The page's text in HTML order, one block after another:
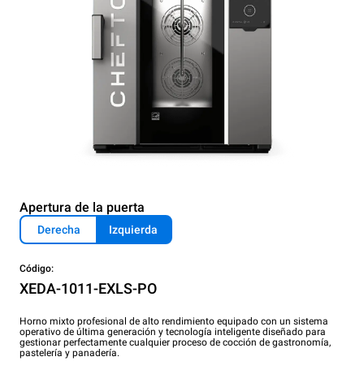
Apertura de la puerta
Derecha Izquierda
Código:
XEDA-1011-EXLS-PO
Horno mixto profesional de alto rendimiento equipado con un sistema
operativo de última generación y tecnología inteligente diseñado para
gestionar perfectamente cualquier proceso de cocción de gastronomía,
pastelería y panadería.